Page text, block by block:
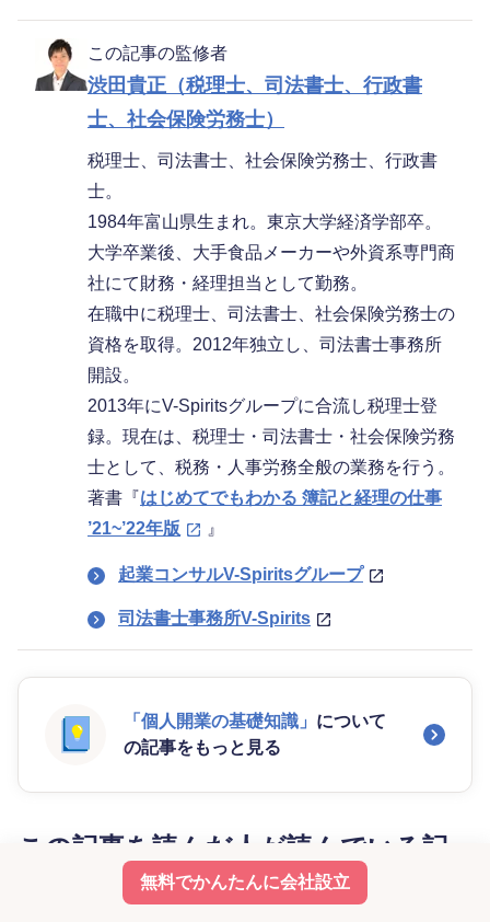
無料でかんたんに会社設立
この記事の監修者
渋田貴正（税理士、司法書士、行政書
士、社会保険労務士）
税理士、司法書士、社会保険労務士、行政書
士。
1984年富山県生まれ。東京大学経済学部卒。
大学卒業後、大手食品メーカーや外資系専門商
社にて財務・経理担当として勤務。
在職中に税理士、司法書士、社会保険労務士の
資格を取得。2012年独立し、司法書士事務所
開設。
2013年にV-Spiritsグループに合流し税理士登
録。現在は、税理士・司法書士・社会保険労務
士として、税務・人事労務全般の業務を行う。
著書『はじめてでもわかる 簿記と経理の仕事
’21~’22年版
』
起業コンサルV-Spiritsグループ
司法書士事務所V-Spirits
「個人開業の基礎知識」 について
の記事をもっと見る
この記事を読んだ人が読んでいる記